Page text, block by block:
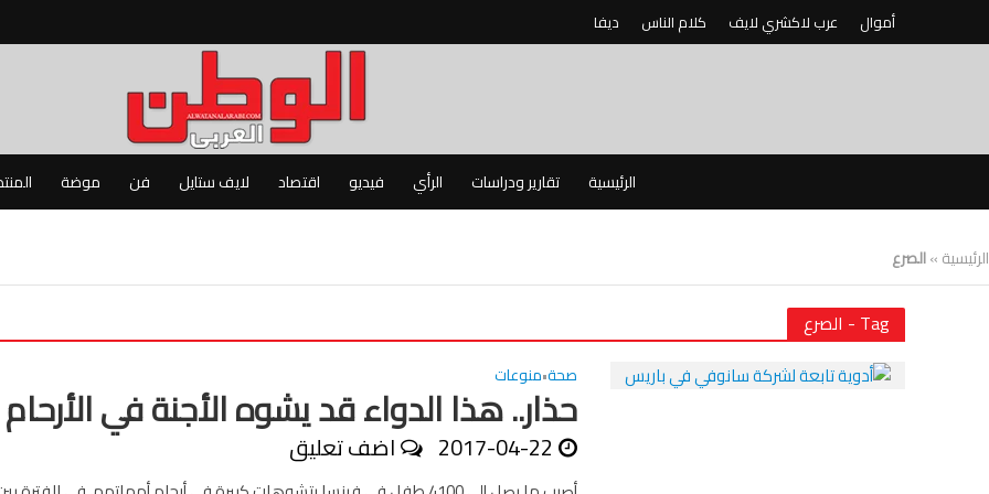
أموال عرب لاكشري لايف كلام الناس ديفا
الرئيسية تقارير ودراسات الرأي فيديو اقتصاد لايف ستايل فن موضة
الرئيسية»الصرع
Tag - الصرع
صحة•منوعات
حذار.. هذا الدواء قد يشوه الأجنة في الأرحام
2017-04-22 اضف تعليق